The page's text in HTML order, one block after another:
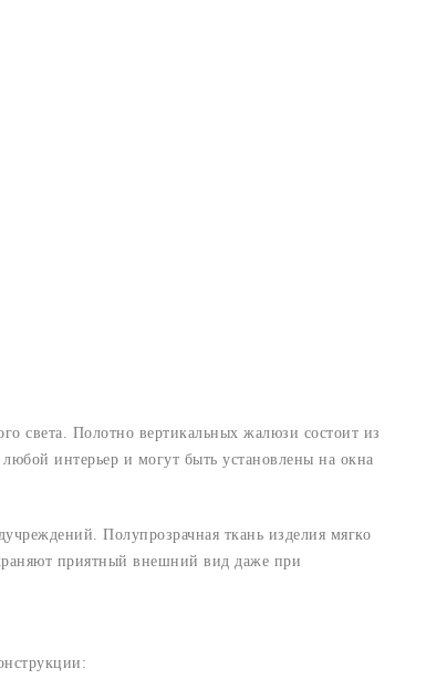
света. Полотно вертикальных жалюзи состоит из
интерьер и могут быть установлены на окна
Полупрозрачная ткань изделия мягко
приятный внешний вид даже при